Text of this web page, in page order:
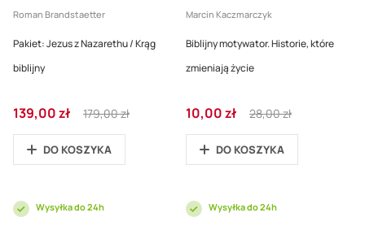
Roman Brandstaetter
Pakiet: Jezus z Nazarethu / Krąg
biblijny
Cena
promocyjna
139,00 zł
Regular
Price
179,00 zł
DO KOSZYKA
Wysyłka do 24h
Marcin Kaczmarczyk
Biblijny motywator. Historie, które
zmieniają życie
Cena
promocyjna
10,00 zł
Regular
Price
28,00 zł
DO KOSZYKA
Wysyłka do 24h